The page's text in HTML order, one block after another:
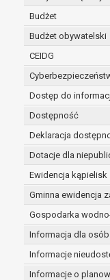
Budżet
Budżet obywatelski
CEIDG
Dostęp do
Dostępność
Deklaracja
Dotacje dla
Ewidencja kąpielisk
Gminna ewidencja
Gospodarka
Informacja dla
Informacje
Informacje o
Pani/Pana
przez okres
zostały
archiwizacji
W
na podstawie
zgody.
W
w celu
odbywa się
zawartej
wymaganym
przypadku